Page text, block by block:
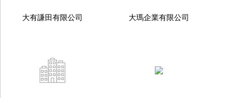
大有謙田有限公司 大瑪企業有限公司